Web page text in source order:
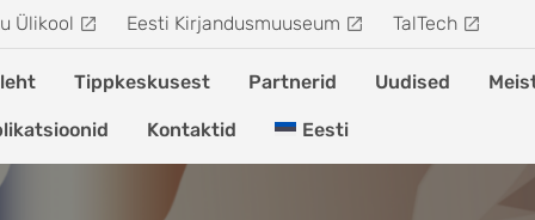
Ülikool Eesti Kirjandusmuuseum TalTech
Tippkeskusest Partnerid Uudised
Kontaktid Eesti